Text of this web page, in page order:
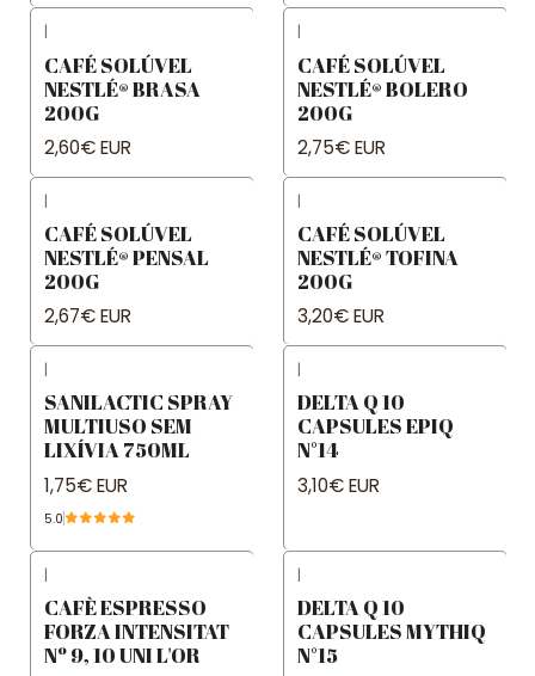
|
CAFÉ SOLÚVEL
NESTLÉ® BRASA
200G
2,60€ EUR
|
CAFÉ SOLÚVEL
NESTLÉ® BOLERO
200G
2,75€ EUR
|
CAFÉ SOLÚVEL
NESTLÉ® PENSAL
200G
2,67€ EUR
|
CAFÉ SOLÚVEL
NESTLÉ® TOFINA
200G
3,20€ EUR
|
SANILACTIC SPRAY
MULTIUSO SEM
LIXÍVIA 750ML
1,75€ EUR
5.0
|
DELTA Q 10
CAPSULES EPIQ
N°14
3,10€ EUR
|
CAFÈ ESPRESSO
FORZA INTENSITAT
Nº 9, 10 UNI L'OR
|
DELTA Q 10
CAPSULES MYTHIQ
N°15